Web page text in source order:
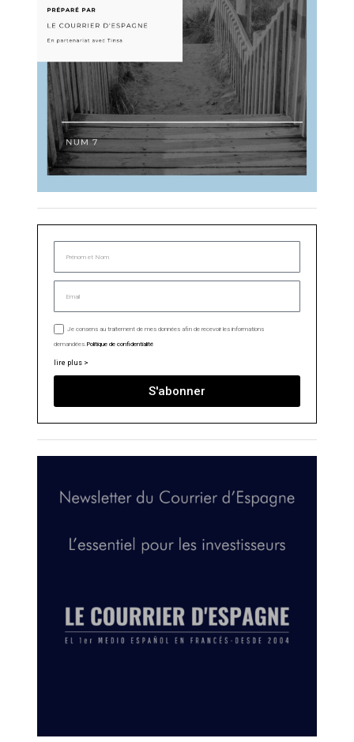
Je consens au traitement de mes données afin de recevoir les informations
demandées.Politique de confidentialité
lire plus >
S'abonner